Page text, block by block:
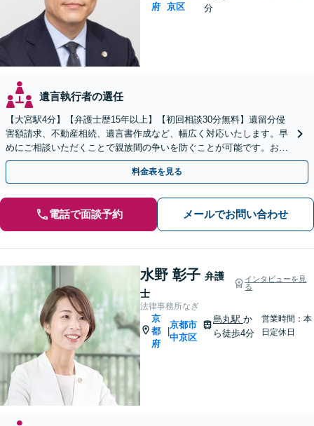
府 京区
分
遺言執行者の選任
【大宮駅4分】【弁護士歴15年以上】【初回相談30分無料】遺留分侵
害額請求、不動産相続、遺言書作成など、幅広く対応いたします。早
めにご相談いただくことで親族間の争いを防ぐことが可能です。おひ
とりで悩まず、まずは弁護士にご相談ください。
料金表を見る
電話で面談予約 メールでお問い合わせ
水野 彰子 弁護
士
インタビューを見
る
法律事務所なぎ
京
都
府
京都市
中京区
烏丸駅 か
ら徒歩4分
営業時間：本
日定休日